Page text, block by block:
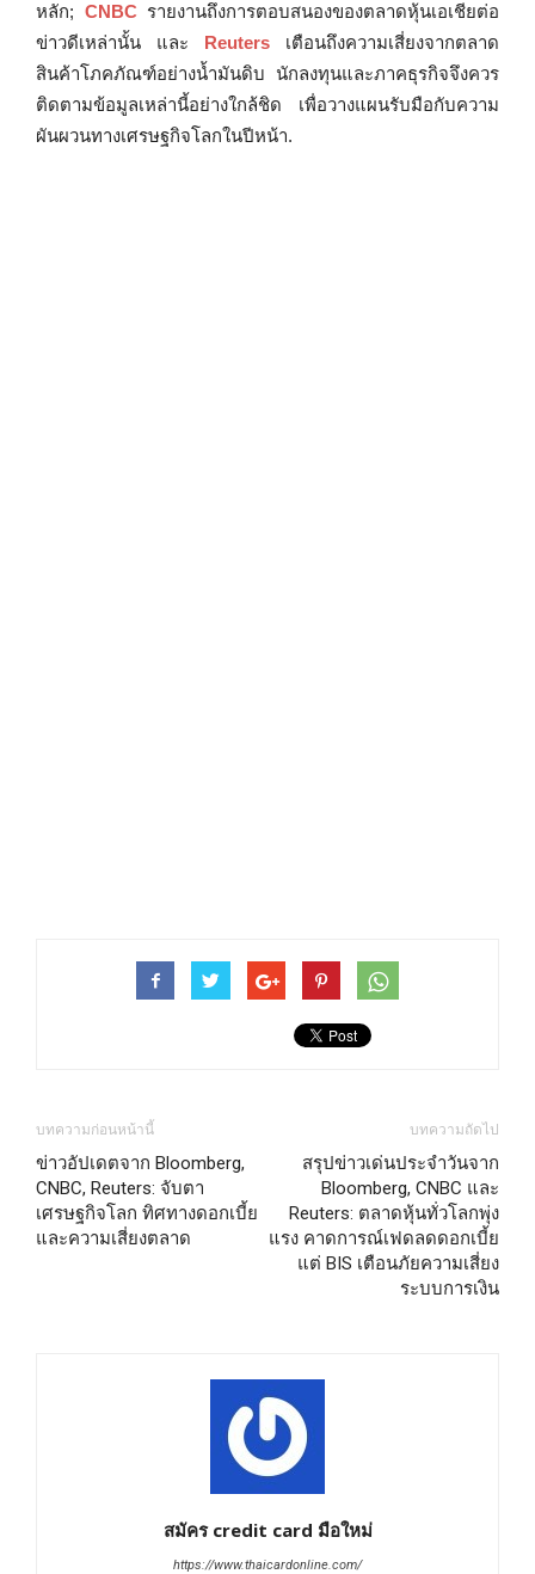
หลัก; CNBCรายงานถึงการตอบสนองของตลาดหุ้นเอเชียต่อ
ข่าวดีเหล่านั้น และ Reuters เตือนถึงความเสี่ยงจากตลาด
สินค้าโภคภัณฑ์อย่างน้ำมันดิบ นักลงทุนและภาคธุรกิจจึงควร
ติดตามข้อมูลเหล่านี้อย่างใกล้ชิด เพื่อวางแผนรับมือกับความ
ผันผวนทางเศรษฐกิจโลกในปีหน้า.
บทความก่อนหน้านี้
ข่าวอัปเดตจาก Bloomberg,
CNBC, Reuters: จับตา
เศรษฐกิจโลก ทิศทางดอกเบี้ย
และความเสี่ยงตลาด
บทความถัดไป
สรุปข่าวเด่นประจำวันจาก
Bloomberg, CNBC และ
Reuters: ตลาดหุ้นทั่วโลกพุ่ง
แรง คาดการณ์เฟดลดดอกเบี้ย
แต่ BIS เตือนภัยความเสี่ยง
ระบบการเงิน
สมัคร credit card มือใหม่
https://www.thaicardonline.com/